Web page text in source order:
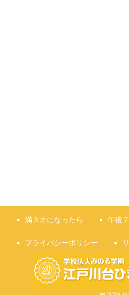
満３才になったら 午後
プライバシーポリシー